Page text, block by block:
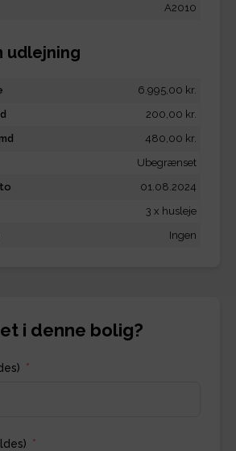
A2010
udlejning
6.995,00 kr.
200,00 kr.
480,00 kr.
Ubegrænset
01.08.2024
3 x husleje
Ingen
i denne bolig?